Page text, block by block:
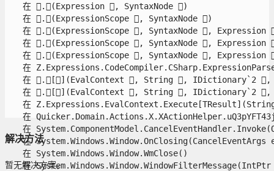
   在 .(Expression , SyntaxNode )
   在 .(ExpressionScope , SyntaxNode )
在 .(ExpressionScope , SyntaxNode , Expression
在 .(ExpressionScope , SyntaxNode , Expression
在 .(ExpressionScope , SyntaxNode , Expression
在
在 .[](EvalContext , String , IDictionary`2
在 .[](EvalContext , String , IDictionary`2
在
在
在
在 System.Windows.Window.OnClosing(CancelEventArgs
   在 System.Windows.Window.WmClose()
在
解决方法
暂无解决方案。